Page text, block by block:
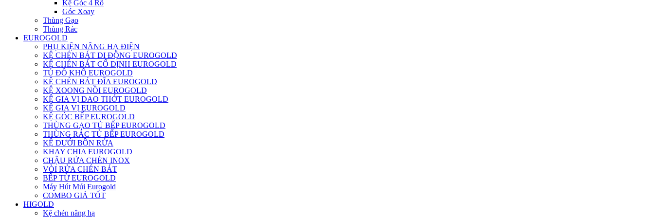
Kệ Góc 4 Rổ
Góc Xoay
Thùng Gạo
Thùng Rác
EUROGOLD
PHỤ KIỆN NÂNG HẠ ĐIỆN
KỆ CHÉN BÁT DI ĐỘNG EUROGOLD
KỆ CHÉN BÁT CỐ ĐỊNH EUROGOLD
TỦ ĐỒ KHÔ EUROGOLD
KỆ CHÉN BÁT ĐĨA EUROGOLD
KỆ XOONG NỒI EUROGOLD
KỆ GIA VỊ DAO THỚT EUROGOLD
KỆ GIA VỊ EUROGOLD
KỆ GÓC BẾP EUROGOLD
THÙNG GẠO TỦ BẾP EUROGOLD
THÙNG RÁC TỦ BẾP EUROGOLD
KỆ DƯỚI BỒN RỬA
KHAY CHIA EUROGOLD
CHẬU RỬA CHÉN INOX
VÒI RỬA CHÉN BÁT
BẾP TỪ EUROGOLD
Máy Hút Múi Eurogold
COMBO GIÁ TỐT
HIGOLD
Kệ chén nâng hạ